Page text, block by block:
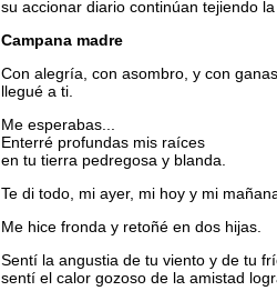
su accionar diario continúan tejiendo
Campana madre
Con alegría, con asombro, y con ganas
llegué a ti.
Me esperabas...
Enterré profundas mis raíces
en tu tierra pedregosa y blanda.
Te di todo, mi ayer, mi hoy y mi
Me hice fronda y retoñé en dos hijas.
Sentí la angustia de tu viento y de tu
sentí el calor gozoso de la amistad